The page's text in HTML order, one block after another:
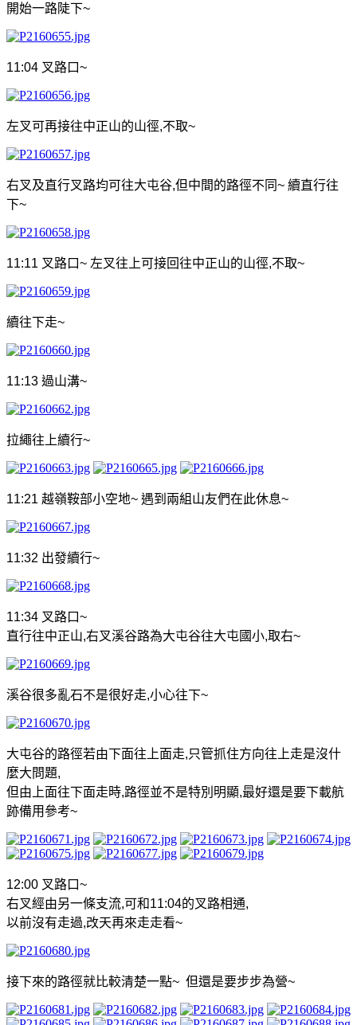
開始一路陡下~
11:04 叉路口~
左叉可再接往中正山的山徑,不取~
右叉及直行叉路均可往大屯谷,但中間的路徑不同~ 續直行往
下~
11:11 叉路口~ 左叉往上可接回往中正山的山徑,不取~
續往下走~
11:13 過山溝~
拉繩往上續行~
11:21 越嶺鞍部小空地~ 遇到兩組山友們在此休息~
11:32 出發續行~
11:34 叉路口~
直行往中正山,右叉溪谷路為大屯谷往大屯國小,取右~
溪谷很多亂石不是很好走,小心往下~
大屯谷的路徑若由下面往上面走,只管抓住方向往上走是沒什
麼大問題,
但由上面往下面走時,路徑並不是特別明顯,最好還是要下載航
跡備用參考~
12:00 叉路口~
右叉經由另一條支流,可和11:04的叉路相通,
以前沒有走過,改天再來走走看~
接下來的路徑就比較清楚一點~ 但還是要步步為營~